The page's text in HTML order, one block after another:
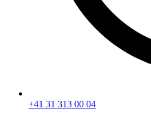
+41 31 313 00 04